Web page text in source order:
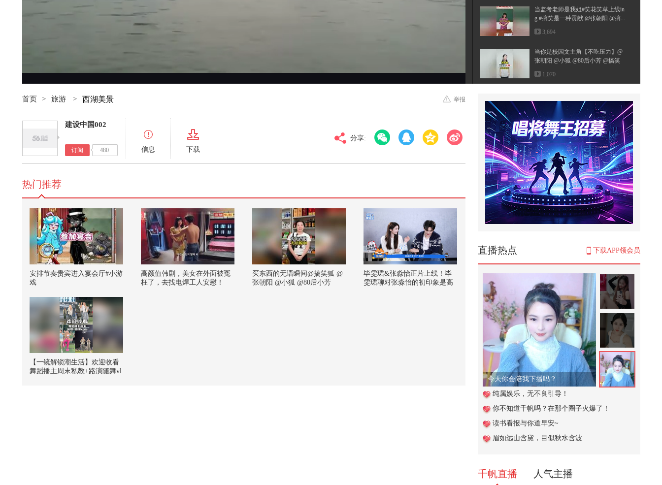
当监考老师是我姐#笑花笑草上线in
g #搞笑是一种贡献 @张朝阳 @搞...
3,694
当你是校园文主角【不吃压力】@
张朝阳 @小狐 @80后小芳 @搞笑
狐
1,070
惊天秘密
13,715
这黑锅我克不背！# 搞笑视频
1,751
#2026秋季搜狐视频关注流大会 #地
球online秋关副本 #一不小心就潮...
5,274
帮助小女孩辨别坏人
@曾可妮 专访上线！提前做好耐力
训练准备简直斗志满满！新歌3.29
即...
2,685
学校的保安叔叔太厉害啦居然一招
就能拿到挂树上的球
269
这个视频也太好看了吧。#二次元 #
原创动画 #游戏 #搞笑游戏 #AI
25,106
【刘珈彤｜声乐小课堂】光说不练
的...
887
当文化遇上武打。热映电影《火遮
眼》里的招式真的能打吗？@张朝
首页 > 旅游 > 西湖美景 举报
建设中国002
订阅 480 信息 下载
分享:
直播热点 下载APP领会员
今天你会陪我下播吗？
纯属娱乐，无不良引导！
你不知道千帆吗？在那个圈子火爆了！
读书看报与你道早安~
眉如远山含黛，目似秋水含波
千帆直播 人气主播
热门推荐
安排节奏贵宾进入宴会厅#小游
戏
高颜值韩剧，美女在外面被冤
枉了，去找电焊工人安慰！
买东西的无语瞬间@搞笑狐 @
张朝阳 @小狐 @80后小芳
毕雯珺&张淼怡正片上线！毕
雯珺聊对张淼怡的初印象是高
【一镜解锁潮生活】欢迎收看
舞蹈播主周末私教+路演随舞vl